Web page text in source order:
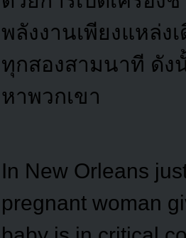
พลังงานเพียงแหล่ง
ทุกสองสามนาที ดัง
หาพวกเขา
In New Orleans
pregnant woman